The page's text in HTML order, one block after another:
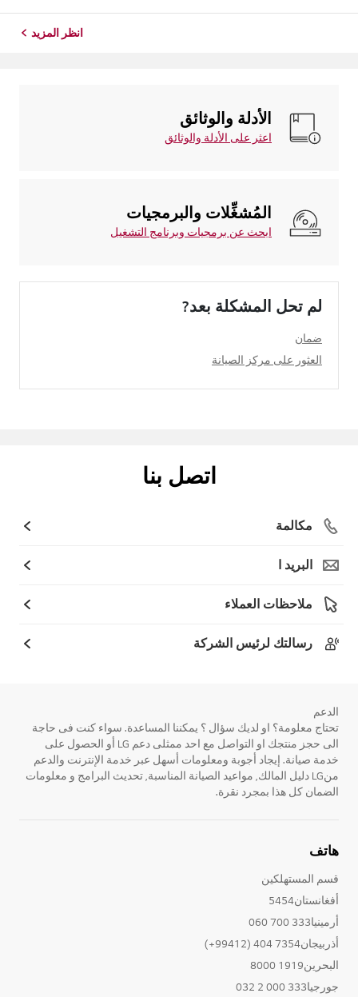
انظر المزيد
الأدلة والوثائق
اعثر على الأدلة والوثائق
المُشغِّلات والبرمجيات
ابحث عن برمجيات وبرنامج التشغيل
لم تحل المشكلة بعد?
ضمان
العثور على مركز الصيانة
اتصل بنا
مكالمة
البريد ا
ملاحظات العملاء
رسالتك لرئيس الشركة
الدعم
تحتاج معلومة؟ او لديك سؤال ؟ يمكننا المساعدة. سواء كنت فى حاجة
الى حجز منتجك او التواصل مع احد ممثلى دعم LG أو الحصول على
خدمة صيانة. إيجاد أجوبة ومعلومات أسهل عبر خدمة الإنترنت والدعم
منLG دليل المالك, مواعيد الصيانة المناسبة, تحديث البرامج و معلومات
الضمان كل هذا بمجرد نقرة.
هاتف
قسم المستهلكين
أفغانستان5454
أرمينيا333 700 060
أذربيجان7354 404 (99412+)
البحرين1919 8000
جورجيا333 000 2 032